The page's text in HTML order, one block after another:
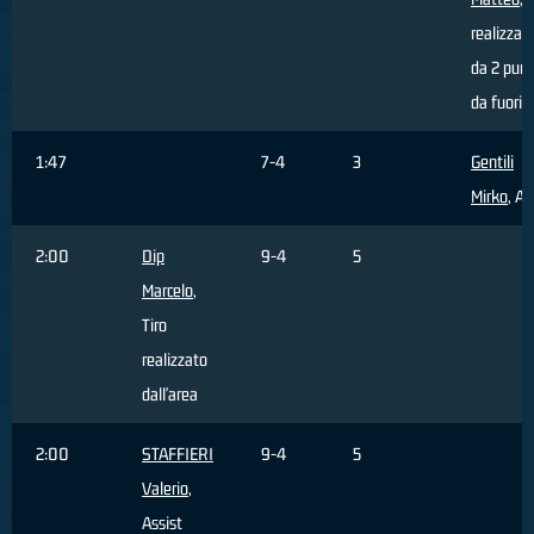
da 2
da fuori
1:47 7-4 3
Gentili
Mirko,
2:00
Dip
Marcelo,
Tiro
realizzato
dall'area
9-4 5
2:00
STAFFIERI
Valerio,
Assist
9-4 5